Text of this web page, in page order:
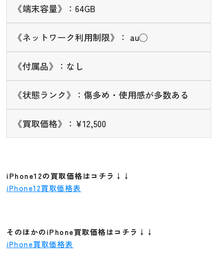
《端末容量》：64GB
《ネットワーク利用制限》： au◯
《付属品》：なし
《状態ランク》：傷多め・使用感が多数ある
《買取価格》：¥12,500
iPhone12の買取価格はコチラ↓↓
iPhone12買取価格表
そのほかのiPhone買取価格はコチラ↓↓
iPhone買取価格表